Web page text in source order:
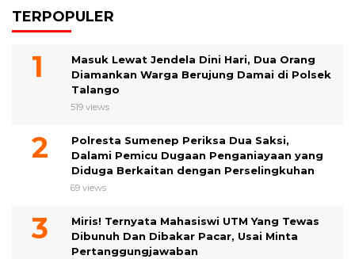
TERPOPULER
Masuk Lewat Jendela Dini Hari, Dua Orang
Diamankan Warga Berujung Damai di Polsek
Talango
519 views
Polresta Sumenep Periksa Dua Saksi,
Dalami Pemicu Dugaan Penganiayaan yang
Diduga Berkaitan dengan Perselingkuhan
69 views
Miris! Ternyata Mahasiswi UTM Yang Tewas
Dibunuh Dan Dibakar Pacar, Usai Minta
Pertanggungjawaban